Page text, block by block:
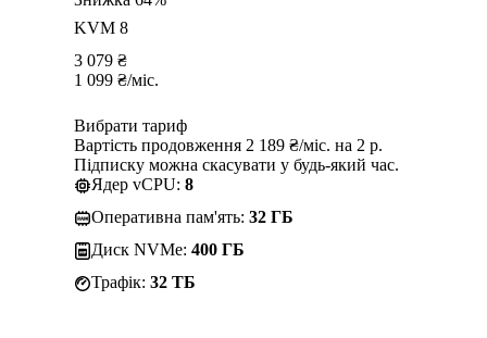
KVM 8
3 079 ₴
1 099 ₴/міс.
Вибрати тариф
Вартість продовження 2 189 ₴/міс. на 2 р.
Підписку можна скасувати у будь-який час.
Ядер vCPU: 8
Оперативна пам'ять: 32 ГБ
Диск NVMe: 400 ГБ
Трафік: 32 TБ